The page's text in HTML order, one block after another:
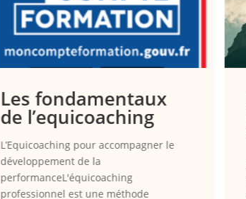
Les fondamentaux
de l’equicoaching
L’Equicoaching pour accompagner le
développement de la
performanceL'équicoaching
professionnel est une méthode